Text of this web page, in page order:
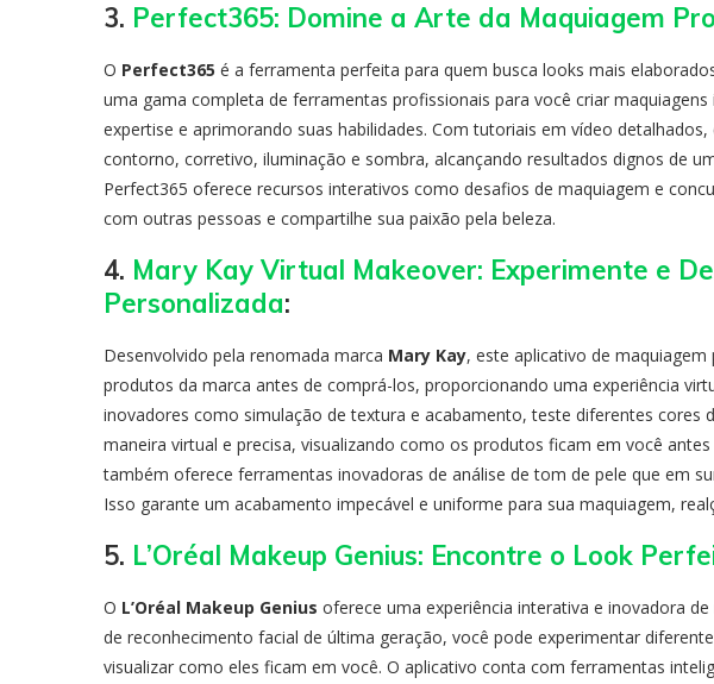
3. Perfect365: Domine a Arte da Maquiagem
O Perfect365 é a ferramenta perfeita para quem busca looks mais
uma gama completa de ferramentas profissionais para você criar maquiagens
expertise e aprimorando suas habilidades. Com tutoriais em vídeo
contorno, corretivo, iluminação e sombra, alcançando resultados dignos de
Perfect365 oferece recursos interativos como desafios de maquiagem e
com outras pessoas e compartilhe sua paixão pela beleza.
4. Mary Kay Virtual Makeover: Experimente e
Personalizada:
Desenvolvido pela renomada marca Mary Kay, este aplicativo de
produtos da marca antes de comprá-los, proporcionando uma experiência
inovadores como simulação de textura e acabamento, teste diferentes cores
maneira virtual e precisa, visualizando como os produtos ficam em você
também oferece ferramentas inovadoras de análise de tom de pele que em
Isso garante um acabamento impecável e uniforme para sua maquiagem,
5. L’Oréal Makeup Genius: Encontre o Look
O L’Oréal Makeup Genius oferece uma experiência interativa e inovadora
de reconhecimento facial de última geração, você pode experimentar
visualizar como eles ficam em você. O aplicativo conta com ferramentas